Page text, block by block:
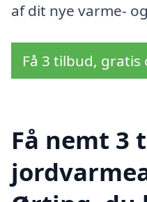
af dit nye varme-
Få 3 tilbud,
Få nemt 3